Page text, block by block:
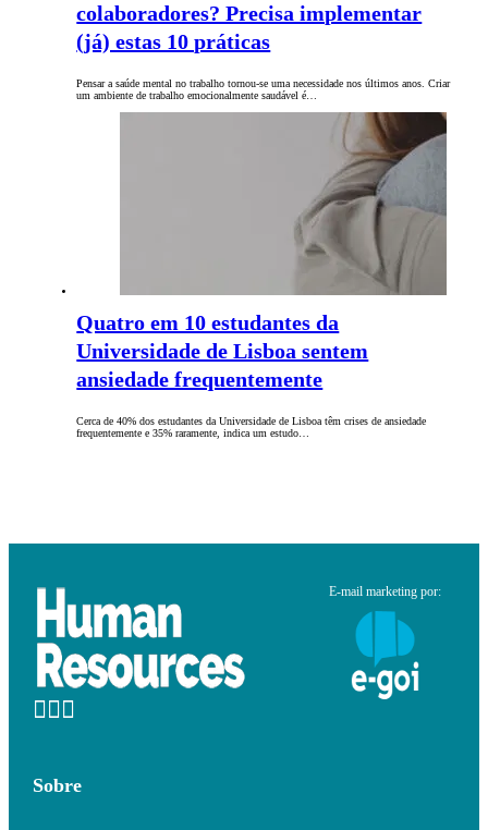
colaboradores? Precisa implementar
(já) estas 10 práticas
Pensar a saúde mental no trabalho tornou-se uma necessidade nos últimos anos. Criar
um ambiente de trabalho emocionalmente saudável é…
Quatro em 10 estudantes da
Universidade de Lisboa sentem
ansiedade frequentemente
Cerca de 40% dos estudantes da Universidade de Lisboa têm crises de ansiedade
frequentemente e 35% raramente, indica um estudo…
E-mail marketing por:
Sobre